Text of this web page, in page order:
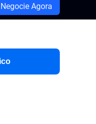
Negocie Agora